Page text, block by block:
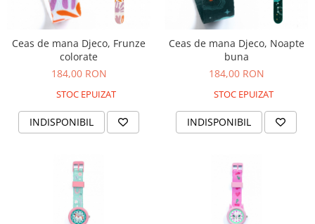
Nisip kinetic
Jucarii interactive
Proiector pentru copii
Instrumente muzicale pentru copii
Caruseluri muzicale
Storytelling
Banc de lucru pentru copii
Papusi de mana
Casa de papusi
Bormasina magica
Cadou copii 8 ani
Cadou copii 9 ani
Cadou copii 10 ani
Cadou copii 11 ani
Cadou copii 12 ani
Ceas de mana Djeco, Frunze
colorate
184,00 RON
STOC EPUIZAT
INDISPONIBIL
Ceas de mana Djeco, Noapte
buna
184,00 RON
STOC EPUIZAT
INDISPONIBIL